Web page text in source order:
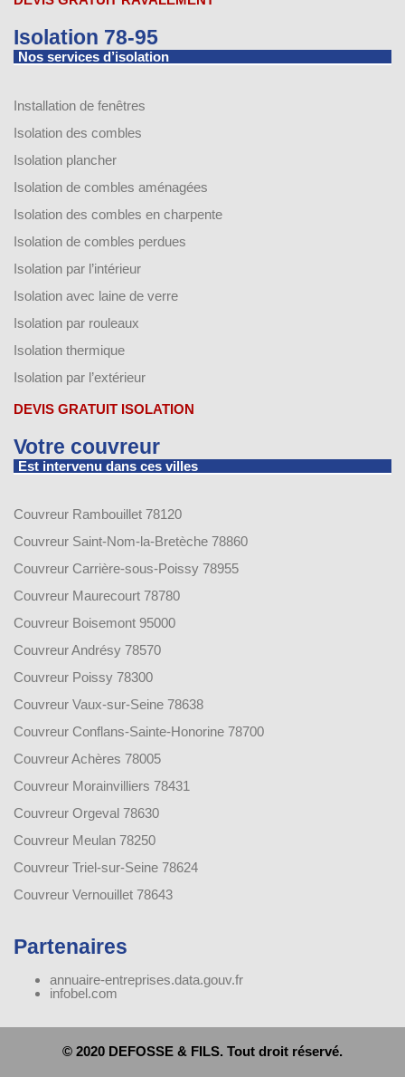
Isolation 78-95
Nos services d’isolation
Installation de fenêtres
Isolation des combles
Isolation plancher
Isolation de combles aménagées
Isolation des combles en charpente
Isolation de combles perdues
Isolation par l’intérieur
Isolation avec laine de verre
Isolation par rouleaux
Isolation thermique
Isolation par l’extérieur
DEVIS GRATUIT ISOLATION
Votre couvreur
Est intervenu dans ces villes
Couvreur Rambouillet 78120
Couvreur Saint-Nom-la-Bretèche 78860
Couvreur Carrière-sous-Poissy 78955
Couvreur Maurecourt 78780
Couvreur Boisemont 95000
Couvreur Andrésy 78570
Couvreur Poissy 78300
Couvreur Vaux-sur-Seine 78638
Couvreur Conflans-Sainte-Honorine 78700
Couvreur Achères 78005
Couvreur Morainvilliers 78431
Couvreur Orgeval 78630
Couvreur Meulan 78250
Couvreur Triel-sur-Seine 78624
Couvreur Vernouillet 78643
Partenaires
annuaire-entreprises.data.gouv.fr
infobel.com
© 2020 DEFOSSE & FILS. Tout droit réservé.